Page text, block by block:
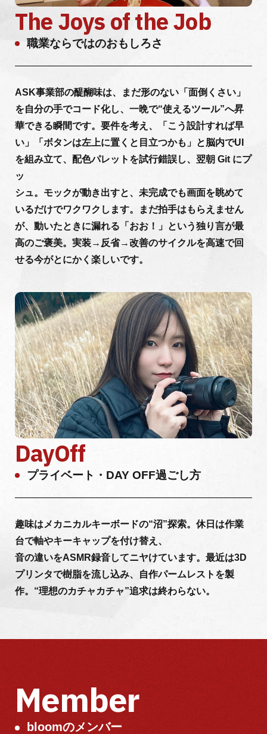
The Joys of the Job
職業ならではのおもしろさ
ASK事業部の醍醐味は、まだ形のない「面倒くさい」
を自分の手でコード化し、一晩で“使えるツール”へ昇
華できる瞬間です。要件を考え、「こう設計すれば早
い」「ボタンは左上に置くと目立つかも」と脳内でUI
を組み立て、配色パレットを試行錯誤し、翌朝 Git にプ
ッ
シュ。モックが動き出すと、未完成でも画面を眺めて
いるだけでワクワクします。まだ拍手はもらえません
が、動いたときに漏れる「おお！」という独り言が最
高のご褒美。実装→反省→改善のサイクルを高速で回
せる今がとにかく楽しいです。
DayOff
プライベート・DAY OFF過ごし方
趣味はメカニカルキーボードの“沼”探索。休日は作業
台で軸やキーキャップを付け替え、
音の違いをASMR録音してニヤけています。最近は3D
プリンタで樹脂を流し込み、自作パームレストを製
作。“理想のカチャカチャ”追求は終わらない。
Member
bloomのメンバー